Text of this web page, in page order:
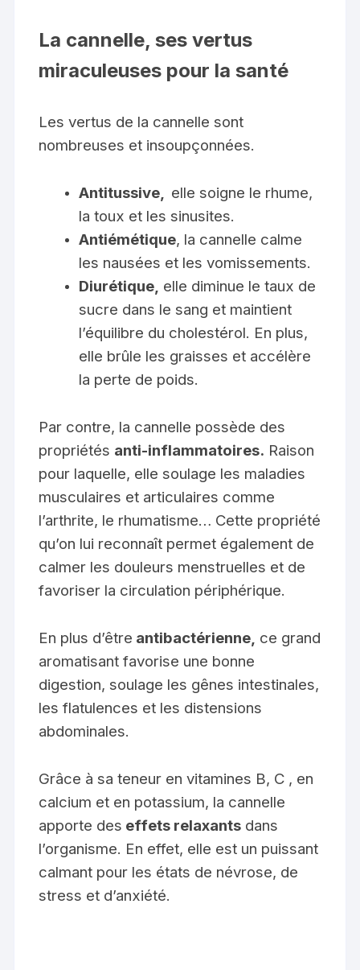
La cannelle, ses vertus
miraculeuses pour la santé
Les vertus de la cannelle sont
nombreuses et insoupçonnées.
Antitussive, elle soigne le rhume,
la toux et les sinusites.
Antiémétique, la cannelle calme
les nausées et les vomissements.
Diurétique, elle diminue le taux de
sucre dans le sang et maintient
l’équilibre du cholestérol. En plus,
elle brûle les graisses et accélère
la perte de poids.
Par contre, la cannelle possède des
propriétés anti-inflammatoires. Raison
pour laquelle, elle soulage les maladies
musculaires et articulaires comme
l’arthrite, le rhumatisme… Cette propriété
qu’on lui reconnaît permet également de
calmer les douleurs menstruelles et de
favoriser la circulation périphérique.
En plus d’être antibactérienne, ce grand
aromatisant favorise une bonne
digestion, soulage les gênes intestinales,
les flatulences et les distensions
abdominales.
Grâce à sa teneur en vitamines B, C , en
calcium et en potassium, la cannelle
apporte des effets relaxants dans
l’organisme. En effet, elle est un puissant
calmant pour les états de névrose, de
stress et d’anxiété.